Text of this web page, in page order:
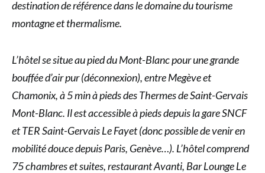
destination de référence dans le domaine du tourisme
montagne et thermalisme.
L’hôtel se situe au pied du Mont-Blanc pour une grande
bouffée d’air pur (déconnexion), entre Megève et
Chamonix, à 5 min à pieds des Thermes de Saint-Gervais
Mont-Blanc. Il est accessible à pieds depuis la gare SNCF
et TER Saint-Gervais Le Fayet (donc possible de venir en
mobilité douce depuis Paris, Genève…). L’hôtel comprend
75 chambres et suites, restaurant Avanti, Bar Lounge Le